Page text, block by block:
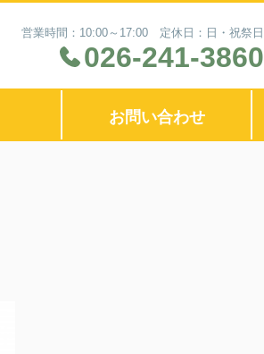
営業時間：10:00～17:00 定休日：日・祝祭日
026-241-3860
お問い合わせ